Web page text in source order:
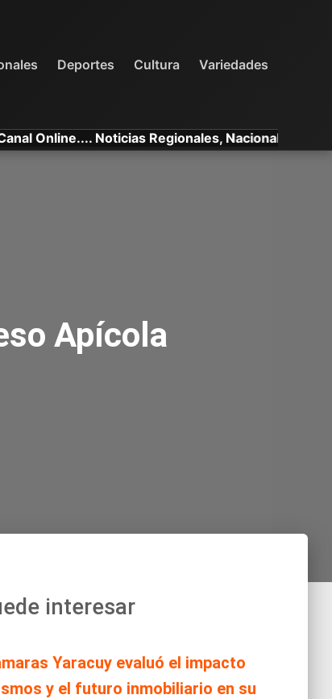
Deportes Cultura Variedades
Noticias Regionales, Nacionales e
Apícola
interesar
Yaracuy evaluó el impacto
y el futuro inmobiliario en su